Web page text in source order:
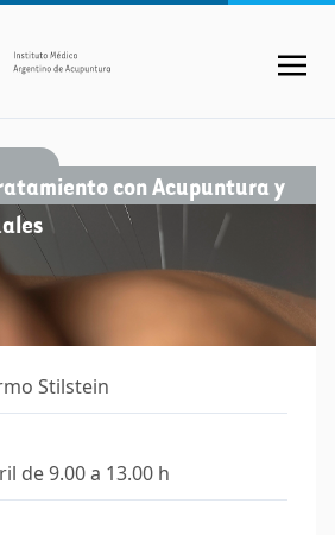
con Acupuntura y
Stilstein
de 9.00 a 13.00 h